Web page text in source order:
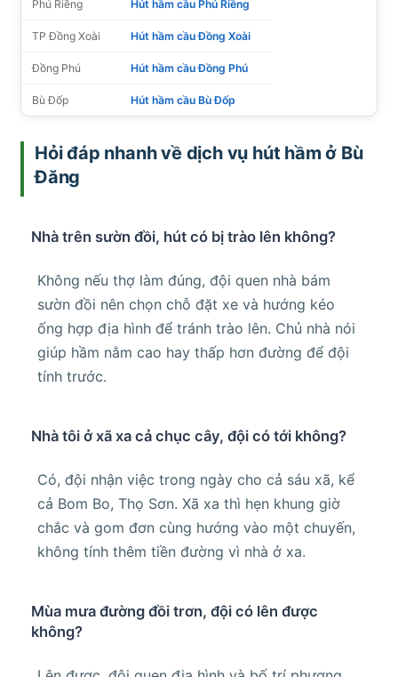
Phú Riềng Hút hầm cầu Phú Riềng
TP Đồng Xoài Hút hầm cầu Đồng Xoài
Đồng Phú Hút hầm cầu Đồng Phú
Bù Đốp Hút hầm cầu Bù Đốp
Hỏi đáp nhanh về dịch vụ hút hầm ở Bù
Đăng
Nhà trên sườn đồi, hút có bị trào lên không?
Không nếu thợ làm đúng, đội quen nhà bám
sườn đồi nên chọn chỗ đặt xe và hướng kéo
ống hợp địa hình để tránh trào lên. Chủ nhà nói
giúp hầm nằm cao hay thấp hơn đường để đội
tính trước.
Nhà tôi ở xã xa cả chục cây, đội có tới không?
Có, đội nhận việc trong ngày cho cả sáu xã, kể
cả Bom Bo, Thọ Sơn. Xã xa thì hẹn khung giờ
chắc và gom đơn cùng hướng vào một chuyến,
không tính thêm tiền đường vì nhà ở xa.
Mùa mưa đường đồi trơn, đội có lên được
không?